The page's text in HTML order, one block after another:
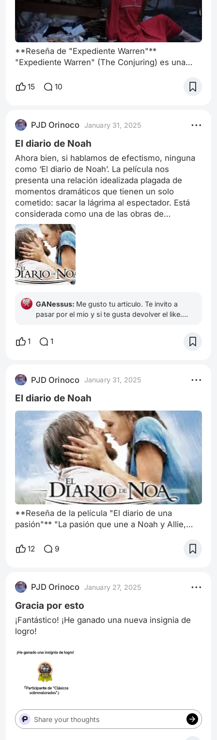
**Reseña de "Expediente Warren"**
"Expediente Warren" (The Conjuring) es una
se estrenó en 2013 y ha sido aclamada tanto por
investigadores paranormales Ed y Lorraine
Warren, interpretados por Patrick Wilson y Vera
Farmiga, quienes se convierten en los
15 10
PJD Orinoco January 31, 2025
El diario de Noah
Ahora bien, si hablamos de efectismo, ninguna
como ‘El diario de Noah’. La película nos
presenta una relación idealizada plagada de
momentos dramáticos que tienen un solo
cometido: sacar la lágrima al espectador. Está
considerada como una de las obras de
referencia cuando hablamos de cine de amor,
pero la profundidad de la cinta es nula, cerrando
la historia con una conclusión que, adornada en
romanticismo, roza el absurdo.
GANessus: Me gusto tu articulo. Te invito a
pasar por el mio y si te gusta devolver el like.
Emocional Lágrimas en la Lluvia: Sentimiento
1 1
PJD Orinoco January 31, 2025
El diario de Noah
**Reseña de la película "El diario de una
pasión"** "La pasión que une a Noah y Allie,
trasfondos sociales, se despliega en "El diario
Dirigida por Nick Cassavetes y estrenada en
2004, la película se ha convertido en un
referente del cine romántico contemporáneo,
12 9
PJD Orinoco January 27, 2025
Gracia por esto
¡Fantástico! ¡He ganado una nueva insignia de
logro!
Share your thoughts